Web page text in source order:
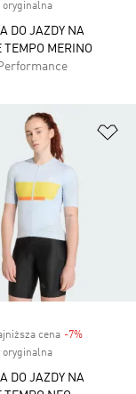
oryginalna
DO JAZDY NA
TEMPO MERINO
życzeń
cena -7%
oryginalna
DO JAZDY NA